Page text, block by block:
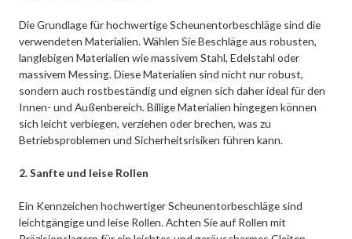
Die Grundlage für hochwertige Scheunentorbeschläge sind die
verwendeten Materialien. Wählen Sie Beschläge aus robusten,
langlebigen Materialien wie massivem Stahl, Edelstahl oder
massivem Messing. Diese Materialien sind nicht nur robust,
sondern auch rostbeständig und eignen sich daher ideal für den
Innen- und Außenbereich. Billige Materialien hingegen können
sich leicht verbiegen, verziehen oder brechen, was zu
Betriebsproblemen und Sicherheitsrisiken führen kann.
2. Sanfte und leise Rollen
Ein Kennzeichen hochwertiger Scheunentorbeschläge sind
leichtgängige und leise Rollen. Achten Sie auf Rollen mit